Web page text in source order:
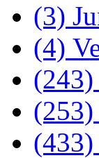
(3)
(4)
(433)